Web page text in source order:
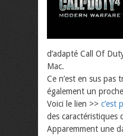
d’adapté Call Of
Mac.
Ce n’est en sus pas
également un
Voici le lien >> c’est
des caractéristiques
Apparemment une